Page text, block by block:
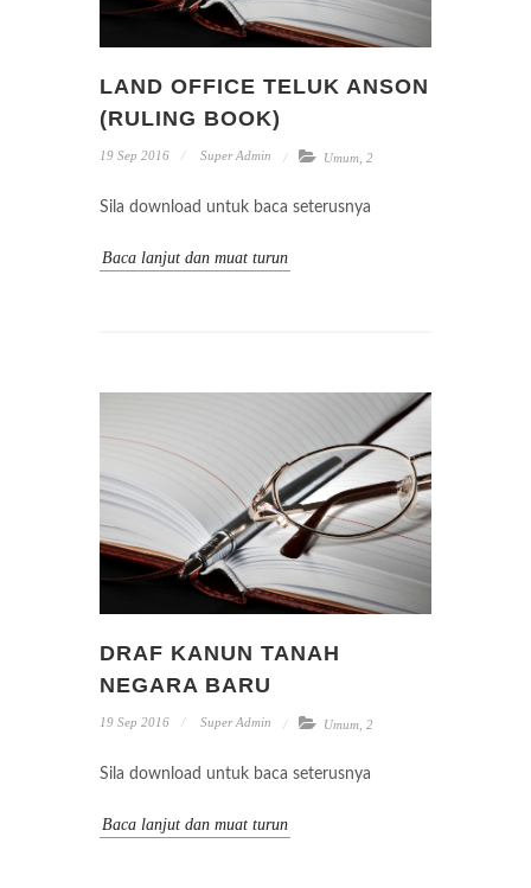
LAND OFFICE TELUK ANSON
(RULING BOOK)
19 Sep 2016 Super Admin Umum, 2
Sila download untuk baca seterusnya
Baca lanjut dan muat turun
DRAF KANUN TANAH
NEGARA BARU
19 Sep 2016 Super Admin Umum 2
Sila download untuk baca seterusnya
Baca lanjut dan muat turun